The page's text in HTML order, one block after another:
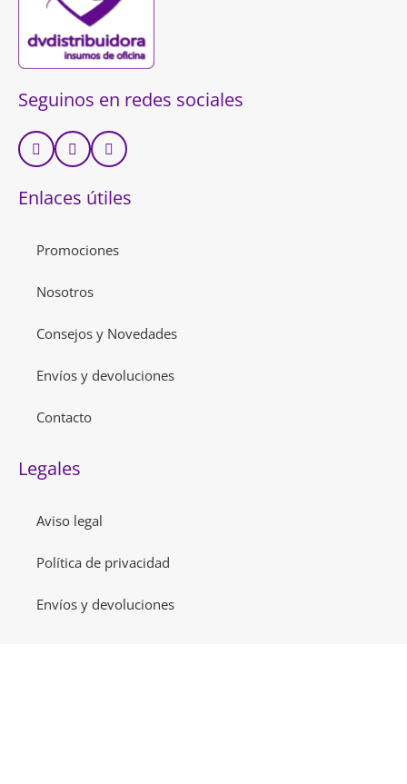
Seguinos en redes sociales
Enlaces útiles
Promociones
Nosotros
Consejos y Novedades
Envíos y devoluciones
Contacto
Legales
Aviso legal
Política de privacidad
Envíos y devoluciones